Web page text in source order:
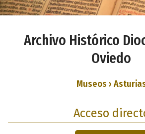
Archivo Histórico
Oviedo
Museos ›
Acceso